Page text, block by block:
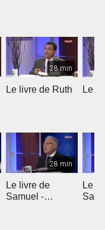
28 min
Le livre de Ruth Le
28 min
Le livre de
Samuel -
Le